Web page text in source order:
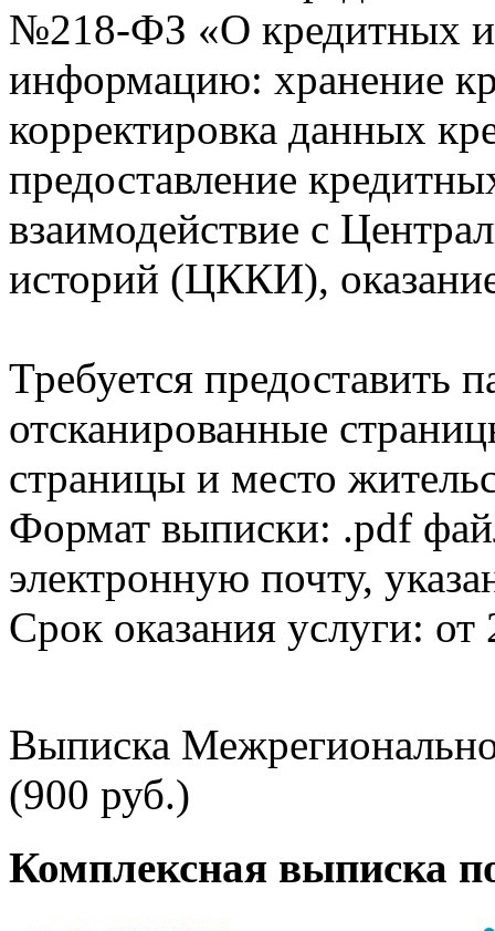
№218-ФЗ «О кредитных
информацию: хранение
корректировка данных
предоставление
взаимодействие с
историй (ЦККИ),
Требуется предоставить
отсканированные
страницы и место
Формат выписки: .pdf
электронную почту,
Срок оказания услуги: от
Выписка
(900 руб.)
Комплексная выписка